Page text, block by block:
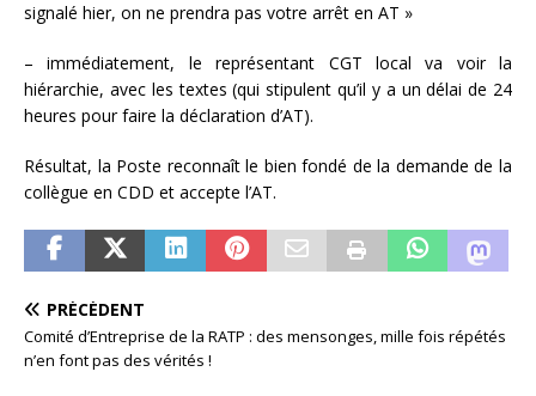
signalé hier, on ne prendra pas votre arrêt en AT »
– immédiatement, le représentant CGT local va voir la
hiérarchie, avec les textes (qui stipulent qu’il y a un délai de 24
heures pour faire la déclaration d’AT).
Résultat, la Poste reconnaît le bien fondé de la demande de la
collègue en CDD et accepte l’AT.
PRÉCÉDENT
Comité d’Entreprise de la RATP : des mensonges, mille fois répétés
n’en font pas des vérités !